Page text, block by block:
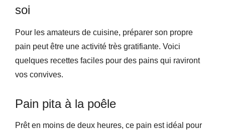
soi
Pour les amateurs de cuisine, préparer son propre
pain peut être une activité très gratifiante. Voici
quelques recettes faciles pour des pains qui raviront
vos convives.
Pain pita à la poêle
Prêt en moins de deux heures, ce pain est idéal pour